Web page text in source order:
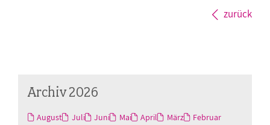
zurück
Archiv 2026
August Juli Juni Mai April März
Februar